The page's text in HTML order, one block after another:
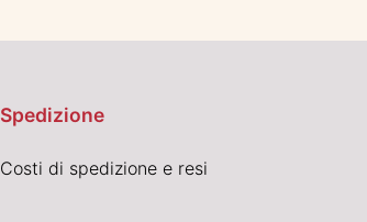
Spedizione
Costi di spedizione e resi